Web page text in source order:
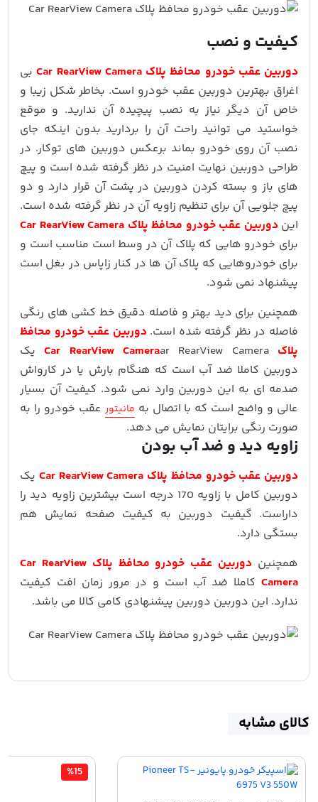
کیفیت و نصب
دوربین عقب خودرو محافظ پلاک Car RearView Camera
بی
اغراق بهترین دوربین عقب خودرو است. بخاطر شکل زیبا و
خاص آن دیگر نیاز به نصب پیچیده آن ندارید. و موقع
خواستید می توانید راحت آن را بردارید بدون اینکه جای
نصب آن روی خودرو بماند برعکس دوربین های توکار. در
طراحی دوربین نهایت امنیت در نظر گرفته شده است و پیچ
های باز و بسته کردن دوربین در پشت آن قرار دارد و دو
پیچ جلویی آن برای تنظیم زاویه آن در نظر گرفته شده است.
ایندوربین عقب خودرو محافظ پلاک Car RearView Camera
برای خودرو هایی که پلاک آن در وسط است مناسب است و
برای خودروهایی که پلاک آن ها در کنار زاپاس در بغل است
پیشنهاد نمی شود.
همچنین برای دید بهتر و فاصله دقیق خط کشی های رنگی
فاصله در نظر گرفته شده است.دوربین عقب خودرو محافظ
پلاک Car RearView Camera
ar RearView Camera یک
دوربین کاملا ضد آب است که هنگام بارش یا در کارواش
صدمه ای به این دوربین وارد نمی شود. کیفیت آن بسیار
عالی و واضح است که با اتصال به مانیتور عقب خودرو را به
صورت رنگی برایتان نمایش می دهد.
زاویه دید و ضد آب بودن
دوربین عقب خودرو محافظ پلاک Car RearView Camera
یک
دوربین کامل با زاویه 170 درجه است بیشترین زاویه دید را
داراست. گیفیت دوربین به کیفیت صفحه نمایش هم
بستگی دارد.
همچنین
دوربین عقب خودرو محافظ پلاک Car RearView
Camera کاملا ضد آب است و در مرور زمان افت کیفیت
ندارد. این دوربین دوربین پیشنهادی کامی کالا می باشد.
کالای مشابه
%15